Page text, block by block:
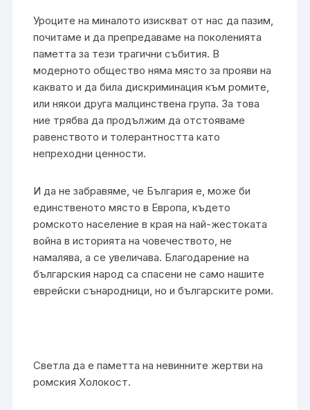
Уроците на миналото изискват от нас да пазим,
почитаме и да препредаваме на поколенията
паметта за тези трагични събития. В
модерното общество няма място за прояви на
каквато и да била дискриминация към ромите,
или някои друга малцинствена група. За това
ние трябва да продължим да отстояваме
равенството и толерантността като
непреходни ценности.
И да не забравяме, че България е, може би
единственото място в Европа, където
ромското население в края на най-жестоката
война в историята на човечеството, не
намалява, а се увеличава. Благодарение на
българския народ са спасени не само нашите
еврейски сънародници, но и българските роми.
Светла да е паметта на невинните жертви на
ромския Холокост.